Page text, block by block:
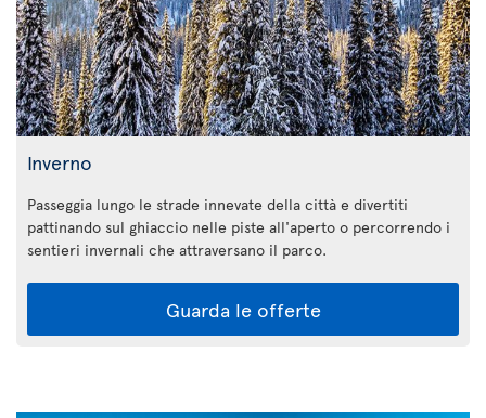
Inverno
Passeggia lungo le strade innevate della città e divertiti
pattinando sul ghiaccio nelle piste all'aperto o percorrendo i
sentieri invernali che attraversano il parco.
Guarda le offerte